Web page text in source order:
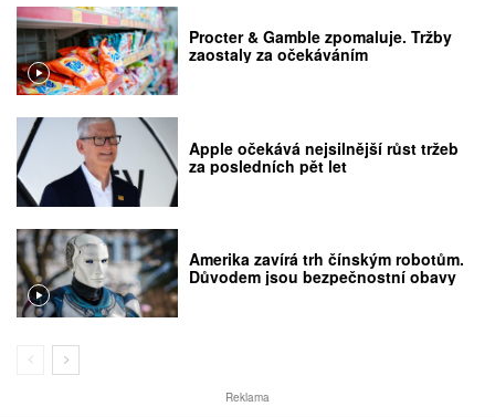
Procter & Gamble zpomaluje. Tržby
zaostaly za očekáváním
Apple očekává nejsilnější růst tržeb
za posledních pět let
Amerika zavírá trh čínským robotům.
Důvodem jsou bezpečnostní obavy
Reklama